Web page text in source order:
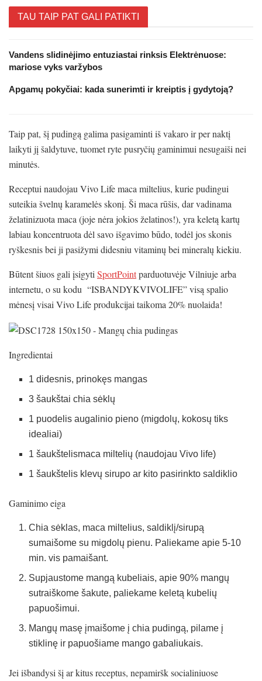
TAU TAIP PAT GALI PATIKTI
Vandens slidinėjimo entuziastai rinksis Elektrėnuose:
mariose vyks varžybos
Apgamų pokyčiai: kada sunerimti ir kreiptis į gydytoją?
Taip pat, šį pudingą galima pasigaminti iš vakaro ir per naktį
laikyti jį šaldytuve, tuomet ryte pusryčių gaminimui nesugaiši nei
minutės.
Receptui naudojau Vivo Life maca miltelius, kurie pudingui
suteikia švelnų karamelės skonį. Ši maca rūšis, dar vadinama
želatinizuota maca (joje nėra jokios želatinos!), yra keletą kartų
labiau koncentruota dėl savo išgavimo būdo, todėl jos skonis
ryškesnis bei ji pasižymi didesniu vitaminų bei mineralų kiekiu.
Būtent šiuos gali įsigyti SportPointparduotuvėje Vilniuje arba
internetu, o su kodu “ISBANDYKVIVOLIFE” visą spalio
mėnesį visai Vivo Life produkcijai taikoma 20% nuolaida!
Ingredientai
1 didesnis, prinokęs mangas
3 šaukštai chia sėklų
1 puodelis augalinio pieno (migdolų, kokosų tiks
idealiai)
1 šaukštelismaca miltelių (naudojau Vivo life)
1 šaukštelis klevų sirupo ar kito pasirinkto saldiklio
Gaminimo eiga
Chia sėklas, maca miltelius, saldiklį/sirupą
sumaišome su migdolų pienu. Paliekame apie 5-10
min. vis pamaišant.
Supjaustome mangą kubeliais, apie 90% mangų
sutraiškome šakute, paliekame keletą kubelių
papuošimui.
Mangų masę įmaišome į chia pudingą, pilame į
stiklinę ir papuošiame mango gabaliukais.
Jei išbandysi šį ar kitus receptus, nepamiršk socialiniuose